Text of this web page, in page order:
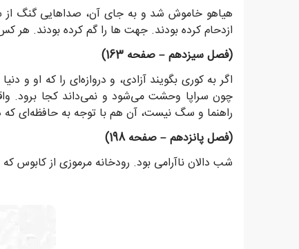
هیاهو خاموش شد و به جای آن، صداهایی گنگ از
ازدحام کرده بودند. جهت ها را گم کرده بودند. هر
(فصل سیزدهم – صفحه 163)
اگر به کوری بگویند آزادی، و دروازه‌ای را که او و
چون سراپا وحشت می‌شود و نمی‌داند کجا برود.
راهنما و سگ نیست، آن هم با توجه به حافظه‌ای
(فصل پانزدهم – صفحه 198)
شب دالان ناآرامی بود. رودخانه مرموزی از